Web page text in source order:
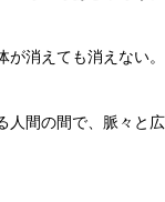
消えても消えない。
人間の間で、脈々と